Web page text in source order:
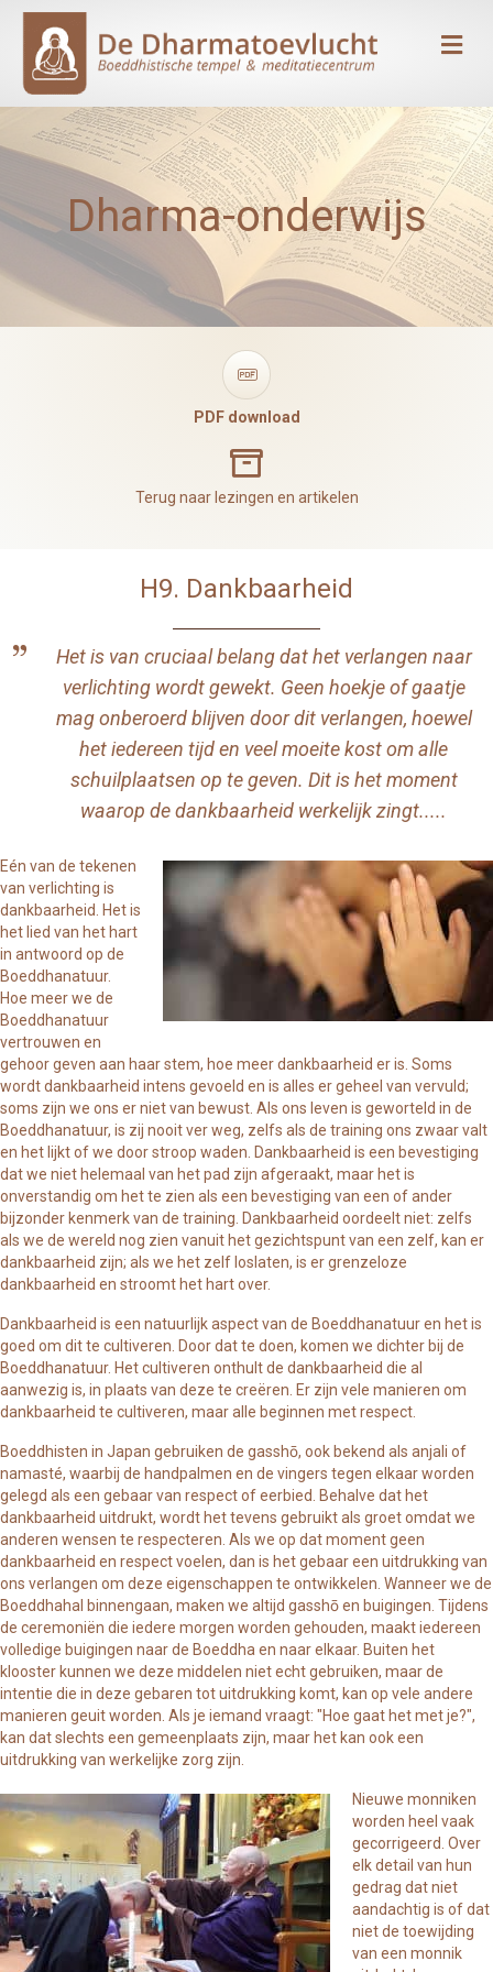
Dharma-onderwijs
PDF
PDF download
Dharma archief
Terug naar lezingen en artikelen
H9. Dankbaarheid
Het is van cruciaal belang dat het verlangen naar
verlichting wordt gewekt. Geen hoekje of gaatje
mag onberoerd blijven door dit verlangen, hoewel
het iedereen tijd en veel moeite kost om alle
schuilplaatsen op te geven. Dit is het moment
waarop de dankbaarheid werkelijk zingt.....
Eén van de tekenen
van verlichting is
dankbaarheid. Het is
het lied van het hart
in antwoord op de
Boeddhanatuur.
Hoe meer we de
Boeddhanatuur
vertrouwen en
gehoor geven aan haar stem, hoe meer dankbaarheid er is. Soms
wordt dankbaarheid intens gevoeld en is alles er geheel van vervuld;
soms zijn we ons er niet van bewust. Als ons leven is geworteld in de
Boeddhanatuur, is zij nooit ver weg, zelfs als de training ons zwaar valt
en het lijkt of we door stroop waden. Dankbaarheid is een bevestiging
dat we niet helemaal van het pad zijn afgeraakt, maar het is
onverstandig om het te zien als een bevestiging van een of ander
bijzonder kenmerk van de training. Dankbaarheid oordeelt niet: zelfs
als we de wereld nog zien vanuit het gezichtspunt van een zelf, kan er
dankbaarheid zijn; als we het zelf loslaten, is er grenzeloze
dankbaarheid en stroomt het hart over.
Dankbaarheid is een natuurlijk aspect van de Boeddhanatuur en het is
goed om dit te cultiveren. Door dat te doen, komen we dichter bij de
Boeddhanatuur. Het cultiveren onthult de dankbaarheid die al
aanwezig is, in plaats van deze te creëren. Er zijn vele manieren om
dankbaarheid te cultiveren, maar alle beginnen met respect.
Boeddhisten in Japan gebruiken de gasshō, ook bekend als anjali of
namasté, waarbij de handpalmen en de vingers tegen elkaar worden
gelegd als een gebaar van respect of eerbied. Behalve dat het
dankbaarheid uitdrukt, wordt het tevens gebruikt als groet omdat we
anderen wensen te respecteren. Als we op dat moment geen
dankbaarheid en respect voelen, dan is het gebaar een uitdrukking van
ons verlangen om deze eigenschappen te ontwikkelen. Wanneer we de
Boeddhahal binnengaan, maken we altijd gasshō en buigingen. Tijdens
de ceremoniën die iedere morgen worden gehouden, maakt iedereen
volledige buigingen naar de Boeddha en naar elkaar. Buiten het
klooster kunnen we deze middelen niet echt gebruiken, maar de
intentie die in deze gebaren tot uitdrukking komt, kan op vele andere
manieren geuit worden. Als je iemand vraagt: "Hoe gaat het met je?",
kan dat slechts een gemeenplaats zijn, maar het kan ook een
uitdrukking van werkelijke zorg zijn.
Nieuwe monniken
worden heel vaak
gecorrigeerd. Over
elk detail van hun
gedrag dat niet
aandachtig is of dat
niet de toewijding
van een monnik